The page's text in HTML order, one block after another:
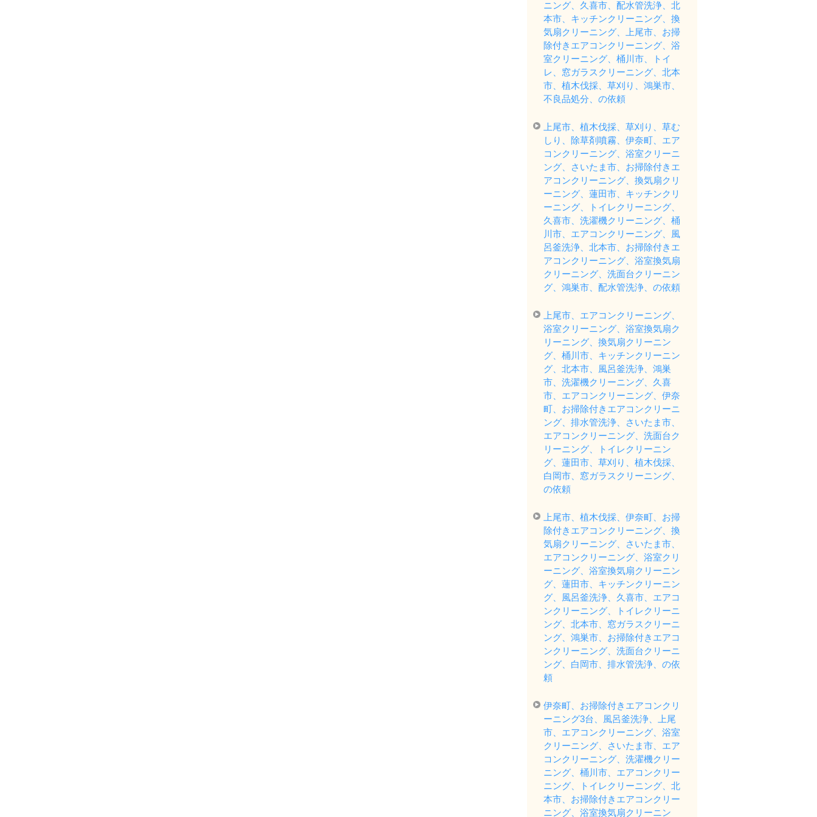
ニング、久喜市、配水管洗浄、北
本市、キッチンクリーニング、換
気扇クリーニング、上尾市、お掃
除付きエアコンクリーニング、浴
室クリーニング、桶川市、トイ
レ、窓ガラスクリーニング、北本
市、植木伐採、草刈り、鴻巣市、
不良品処分、の依頼
上尾市、植木伐採、草刈り、草む
しり、除草剤噴霧、伊奈町、エア
コンクリーニング、浴室クリーニ
ング、さいたま市、お掃除付きエ
アコンクリーニング、換気扇クリ
ーニング、蓮田市、キッチンクリ
ーニング、トイレクリーニング、
久喜市、洗濯機クリーニング、桶
川市、エアコンクリーニング、風
呂釜洗浄、北本市、お掃除付きエ
アコンクリーニング、浴室換気扇
クリーニング、洗面台クリーニン
グ、鴻巣市、配水管洗浄、の依頼
上尾市、エアコンクリーニング、
浴室クリーニング、浴室換気扇ク
リーニング、換気扇クリーニン
グ、桶川市、キッチンクリーニン
グ、北本市、風呂釜洗浄、鴻巣
市、洗濯機クリーニング、久喜
市、エアコンクリーニング、伊奈
町、お掃除付きエアコンクリーニ
ング、排水管洗浄、さいたま市、
エアコンクリーニング、洗面台ク
リーニング、トイレクリーニン
グ、蓮田市、草刈り、植木伐採、
白岡市、窓ガラスクリーニング、
の依頼
上尾市、植木伐採、伊奈町、お掃
除付きエアコンクリーニング、換
気扇クリーニング、さいたま市、
エアコンクリーニング、浴室クリ
ーニング、浴室換気扇クリーニン
グ、蓮田市、キッチンクリーニン
グ、風呂釜洗浄、久喜市、エアコ
ンクリーニング、トイレクリーニ
ング、北本市、窓ガラスクリーニ
ング、鴻巣市、お掃除付きエアコ
ンクリーニング、洗面台クリーニ
ング、白岡市、排水管洗浄、の依
頼
伊奈町、お掃除付きエアコンクリ
ーニング3台、風呂釜洗浄、上尾
市、エアコンクリーニング、浴室
クリーニング、さいたま市、エア
コンクリーニング、洗濯機クリー
ニング、桶川市、エアコンクリー
ニング、トイレクリーニング、北
本市、お掃除付きエアコンクリー
ニング、浴室換気扇クリーニン